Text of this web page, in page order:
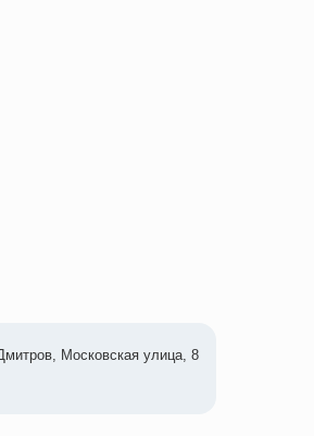
Московская улица, 8